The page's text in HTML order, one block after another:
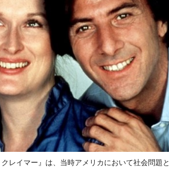
レイマー』は、当時アメリカにおいて社会問題と